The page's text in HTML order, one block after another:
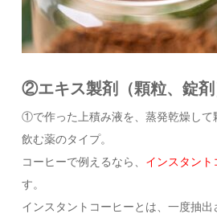
②エキス製剤（顆粒、錠剤
①で作った上積み液を、蒸発乾燥して
飲む薬のタイプ。
コーヒーで例えるなら、 インスタント
す。
インスタントコーヒーとは、一度抽